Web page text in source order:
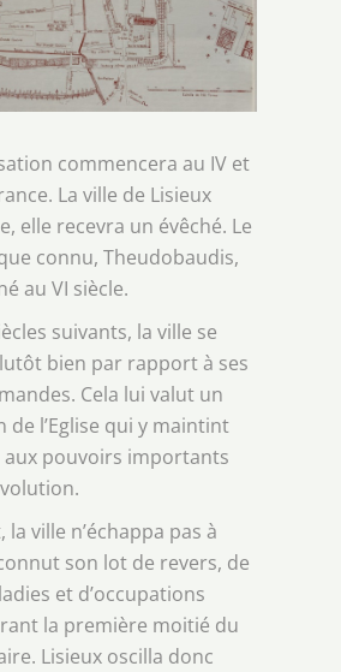
commencera au IV et
La ville de Lisieux
elle recevra un évêché. Le
connu, Theudobaudis,
au VI siècle.
suivants, la ville se
bien par rapport à ses
Cela lui valut un
de l’Eglise qui y maintint
aux pouvoirs importants
la ville n’échappa pas à
son lot de revers, de
et d’occupations
la première moitié du
Lisieux oscilla donc